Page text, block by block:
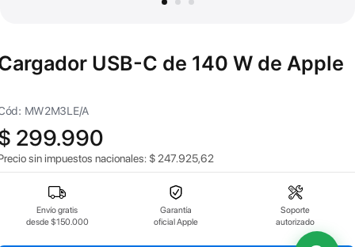
USB-C de 140 W de Apple
MW2M3LE/A
299.990
sin impuestos nacionales: $247.925,62
Envío gratis
desde $150.000
Garantía
oficial Apple
Soporte
autorizado